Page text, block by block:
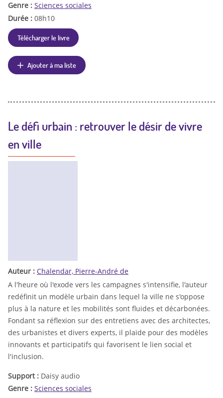
Genre : Sciences sociales
Durée : 08h10
Télécharger le livre
Ajouter à ma liste
Le défi urbain : retrouver le désir de vivre
en ville
Auteur : Chalendar, Pierre-André de
A l'heure où l'exode vers les campagnes s'intensifie, l'auteur
redéfinit un modèle urbain dans lequel la ville ne s'oppose
plus à la nature et les mobilités sont fluides et décarbonées.
Fondant sa réflexion sur des entretiens avec des architectes,
des urbanistes et divers experts, il plaide pour des modèles
innovants et participatifs qui favorisent le lien social et
l'inclusion.
Support : Daisy audio
Genre : Sciences sociales